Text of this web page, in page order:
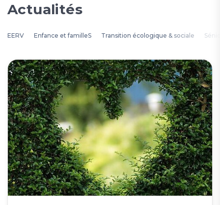
Actualités
EERV Enfance et familleS Transition écologique & sociale